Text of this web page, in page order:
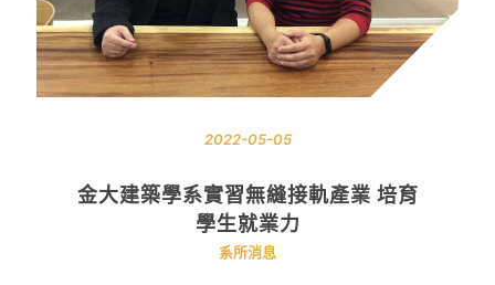
2022-05-05
金大建築學系實習無縫接軌產業 培育
學生就業力
系所消息